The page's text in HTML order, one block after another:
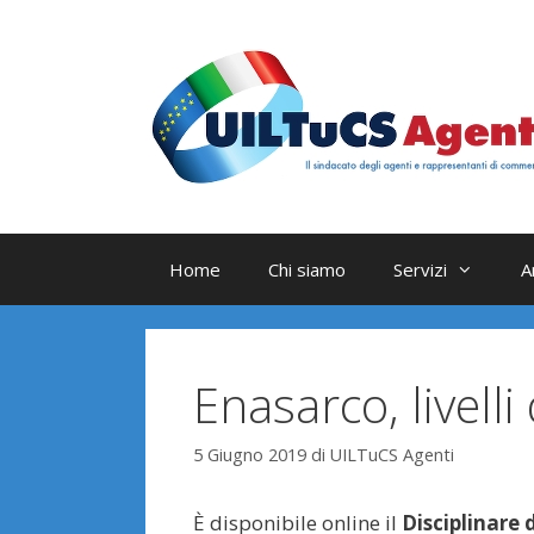
Home Chi siamo Servizi
Enasarco,
5 Giugno 2019 di UILTuCS Agenti
È disponibile online il Disciplinare